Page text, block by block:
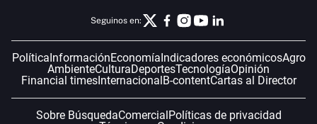
Seguinos en:
PolíticaInformaciónEconomíaIndicadores económicosAgro
AmbienteCulturaDeportesTecnologíaOpinión
Financial timesInternacionalB-contentCartas al Director
Sobre BúsquedaComercialPolíticas de privacidad